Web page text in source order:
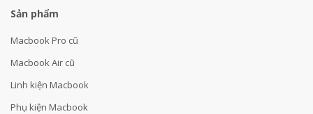
Sản phẩm
Macbook Pro cũ
Macbook Air cũ
Linh kiện Macbook
Phụ kiện Macbook